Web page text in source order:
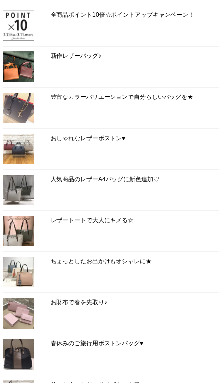
全商品ポイント10倍☆ポイントアップキャンペーン！
新作レザーバッグ♪
豊富なカラーバリエーションで自分らしいバッグを★
おしゃれなレザーボストン♥
人気商品のレザーA4バッグに新色追加♡
レザートートで大人にキメる☆
ちょっとしたお出かけもオシャレに★
お財布で春を先取り♪
春休みのご旅行用ボストンバッグ♥